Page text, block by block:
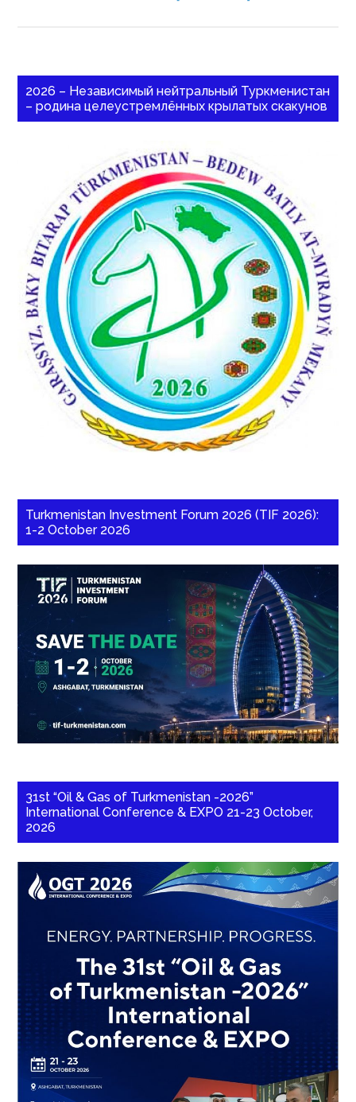
2026 – Независимый нейтральный Туркменистан
– родина целеустремлённых крылатых скакунов
Turkmenistan Investment Forum 2026 (TIF 2026):
1-2 October 2026
31st “Oil & Gas of Turkmenistan -2026”
International Conference & EXPO 21-23 October,
2026